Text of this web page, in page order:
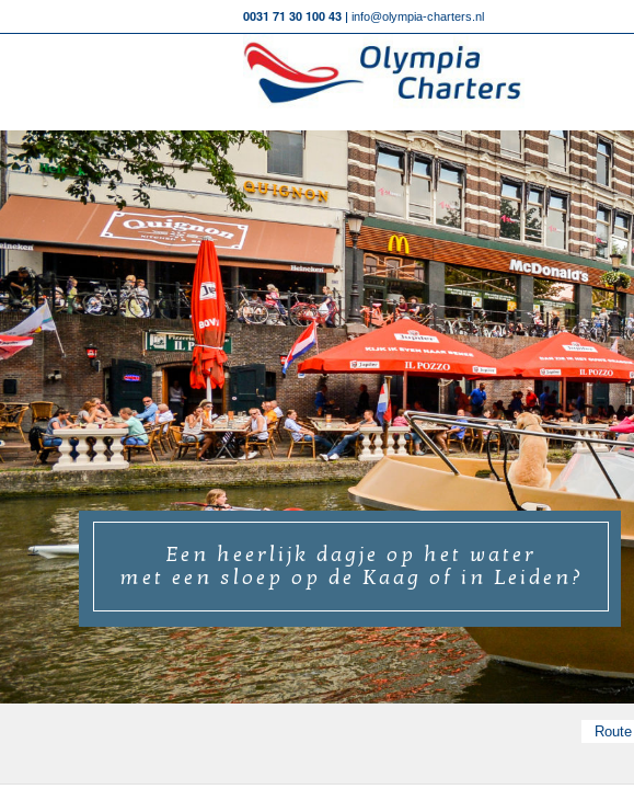
0031 71 30 100 43 | info@olympia-charters.nl
Een heerlijk dagje op het water
met een sloep op de Kaag of in Leiden?